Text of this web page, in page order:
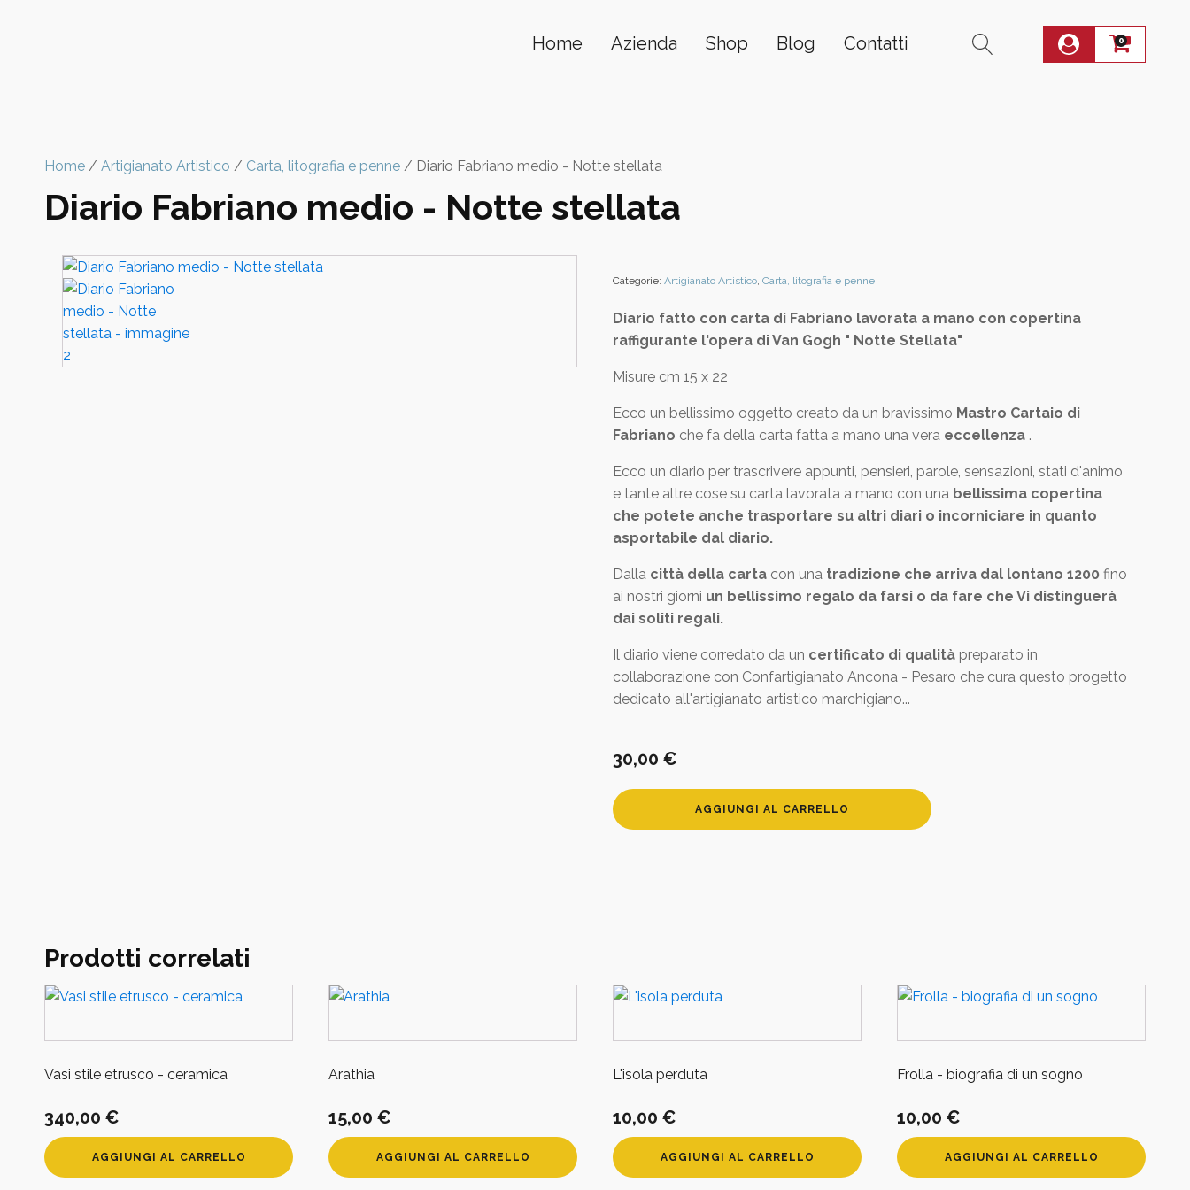
Home Azienda Shop Blog Contatti 0
Home / Artigianato Artistico / Carta, litografia e penne / Diario Fabriano medio - Notte stellata
Diario Fabriano medio - Notte stellata
Categorie: Artigianato Artistico, Carta, litografia e penne
Diario fatto con carta di Fabriano lavorata a mano con copertina
raffigurante l'opera di Van Gogh " Notte Stellata"
Misure cm 15 x 22
Ecco un bellissimo oggetto creato da un bravissimo Mastro Cartaio di
Fabriano che fa della carta fatta a mano una vera eccellenza .
Ecco un diario per trascrivere appunti, pensieri, parole, sensazioni, stati d'animo
e tante altre cose su carta lavorata a mano con una bellissima copertina
che potete anche trasportare su altri diari o incorniciare in quanto
asportabile dal diario.
Dalla città della carta con una tradizione che arriva dal lontano 1200 fino
ai nostri giorni un bellissimo regalo da farsi o da fare che Vi distinguerà
dai soliti regali.
Il diario viene corredato da un certificato di qualità preparato in
collaborazione con Confartigianato Ancona - Pesaro che cura questo progetto
dedicato all'artigianato artistico marchigiano...
30,00 €
Diario
Fabriano
AGGIUNGI AL CARRELLO
Prodotti correlati
Vasi stile etrusco - ceramica
340,00 €
AGGIUNGI AL CARRELLO
Arathia
15,00 €
AGGIUNGI AL CARRELLO
L'isola perduta
10,00 €
AGGIUNGI AL CARRELLO
Frolla - biografia di un sogno
10,00 €
AGGIUNGI AL CARRELLO